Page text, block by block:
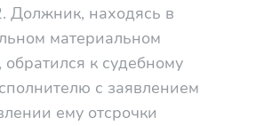
Должник, находясь в
материальном
к судебному
с заявлением
ему отсрочки